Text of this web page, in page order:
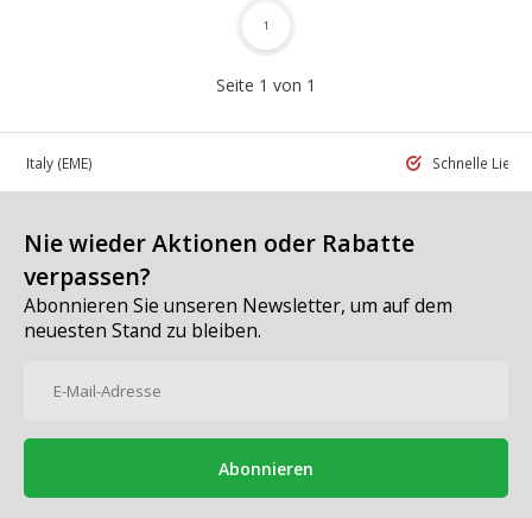
Seite 1 von 1
1
in Italy (EME) Schnelle
Nie wieder Aktionen oder Rabatte
verpassen?
Abonnieren Sie unseren Newsletter, um auf dem
neuesten Stand zu bleiben.
Abonnieren